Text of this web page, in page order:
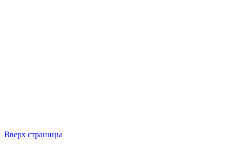
Вверх страницы